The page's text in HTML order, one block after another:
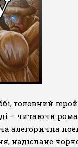
головний
– читаючи
алегорична
надіслане